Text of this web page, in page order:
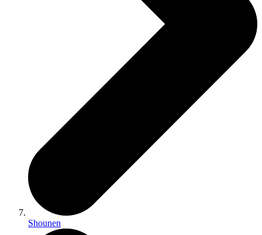
Shounen